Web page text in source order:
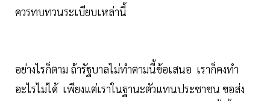
ควรทบทวนระเบียบเหล่านี้
อย่างไรก็ตาม ถ้ารัฐบาลไม่ทำตามนี้ข้อเสนอ เราก็คงทำ
อะไรไม่ได้ เพียงแต่เราในฐานะตัวแทนประชาชน ขอส่ง